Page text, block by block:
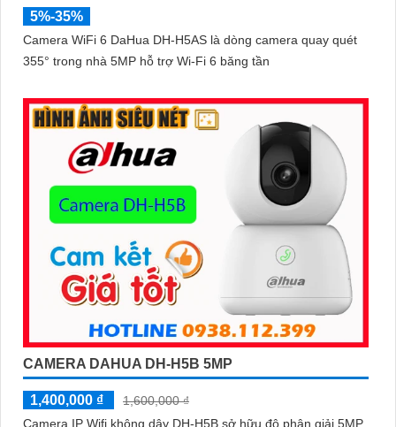
5%-35%
Camera WiFi 6 DaHua DH-H5AS là dòng camera quay quét
355° trong nhà 5MP hỗ trợ Wi-Fi 6 băng tần
CAMERA DAHUA DH-H5B 5MP
1,400,000 ₫
1,600,000 ₫
Camera IP Wifi không dây DH-H5B sở hữu độ phân giải 5MP